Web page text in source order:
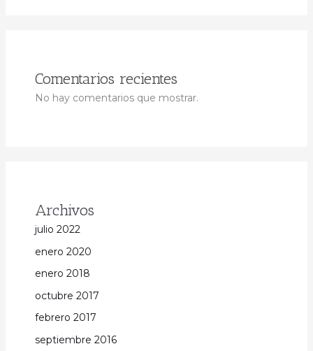
Comentarios recientes
No hay comentarios que mostrar.
Archivos
julio 2022
enero 2020
enero 2018
octubre 2017
febrero 2017
septiembre 2016